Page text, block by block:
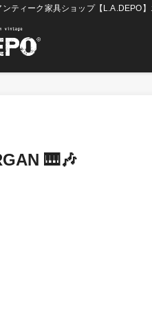
ンティーク家具ショップ【L.A.DEPO
🎹🎶